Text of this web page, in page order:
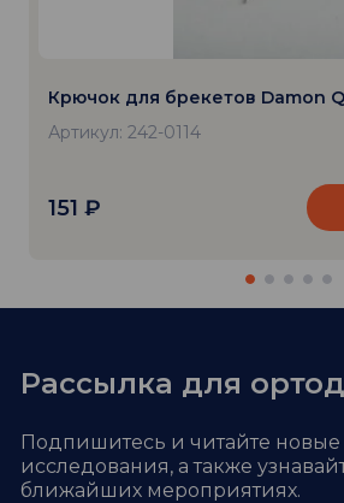
Крючок для брекетов Damon Q
Артикул: 242-0114
151 ₽
Рассылка для
Подпишитесь и читайте новые
исследования, а также
ближайших мероприятиях.